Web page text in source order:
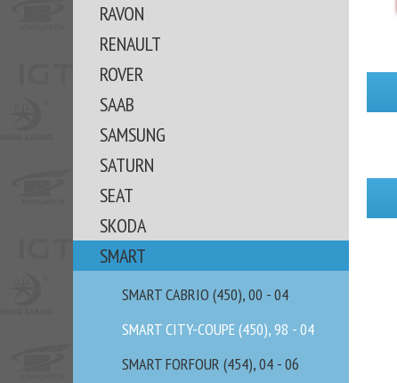
RAVON
RENAULT
ROVER
SAAB
SAMSUNG
SATURN
SEAT
SKODA
SMART
SMART CABRIO (450), 00 - 04
SMART CITY-COUPE (450), 98 - 04
SMART FORFOUR (454), 04 - 06